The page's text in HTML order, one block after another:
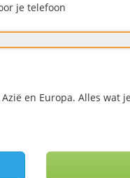
je telefoon
en Europa. Alles wat